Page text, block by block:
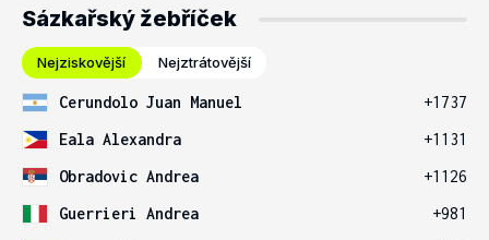
Sázkařský žebříček
Nejziskovější Nejztrátovější
Cerundolo Juan Manuel
+1737
Eala Alexandra
+1131
Obradovic Andrea
+1126
Guerrieri Andrea
+981